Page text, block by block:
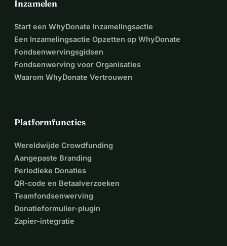
Inzamelen
Start een WhyDonate Inzamelingsactie
Een Inzamelingsactie Opzetten op WhyDonate
Fondsenwervingsgidsen
Fondsenwerving voor Organisaties
Waarom WhyDonate Vertrouwen
Platformfuncties
Wereldwijde Crowdfunding
Aangepaste Branding
Periodieke Donaties
QR-code en Betaalverzoeken
Teamfondsenwerving
Donatieformulier-plugin
Zapier-integratie